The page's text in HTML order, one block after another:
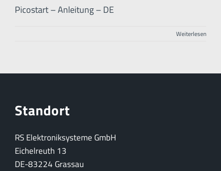
Picostart – Anleitung – DE
Weiterlesen
Standort
RS Elektroniksysteme GmbH
Eichelreuth 13
DE-83224 Grassau